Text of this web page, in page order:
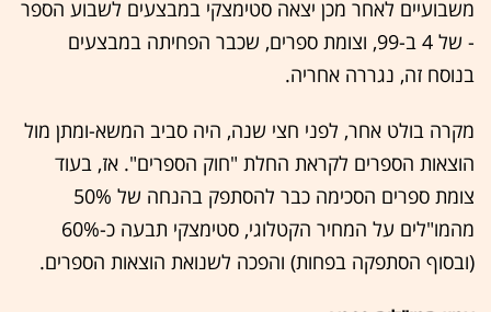
משבועיים לאחר מכן יצאה סטימצקי במבצעים לשבוע הספר
- של 4 ב-99, וצומת ספרים, שכבר הפחיתה במבצעים
בנוסח זה, נגררה אחריה.
מקרה בולט אחר, לפני חצי שנה, היה סביב המשא-ומתן מול
הוצאות הספרים לקראת החלת "חוק הספרים". אז, בעוד
צומת ספרים הסכימה כבר להסתפק בהנחה של 50%
מהמו"לים על המחיר הקטלוגי, סטימצקי תבעה כ-60%
(ובסוף הסתפקה בפחות) והפכה לשנואת הוצאות הספרים.